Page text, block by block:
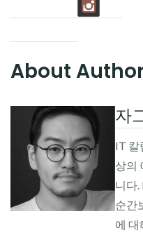
About
자
IT 칼
상의
니다
순간
에 대